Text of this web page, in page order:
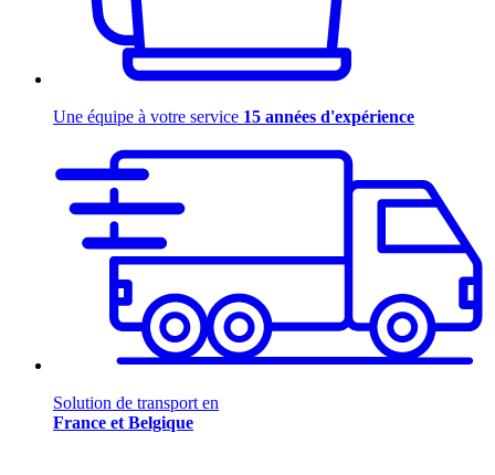
Une équipe à votre service 15 années d'expérience
Solution de transport en
France et Belgique